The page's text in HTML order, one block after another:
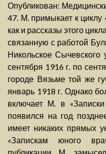
Опубликован:
47. М. примыкает к циклу
как и рассказы этого
связанную с работой
Никольское Сычевского
сентября 1916 г. по
городе Вязьме той же
январь 1918 г. Однако
включает М. в
появился на год
имеет никаких прямых
«Запискам юного